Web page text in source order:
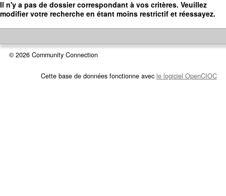
Accédez
au
principal
Il n'y a pas de dossier correspondant à vos critères. Veuillez
modifier votre recherche en étant moins restrictif et réessayez.
© 2026 Community Connection
Cette base de données fonctionne avec le logiciel OpenCIOC